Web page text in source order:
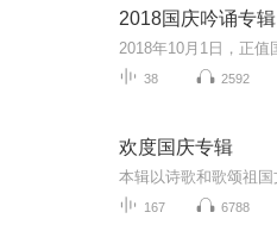
2018国庆吟诵专辑
38 2592
欢度国庆专辑
167 6788